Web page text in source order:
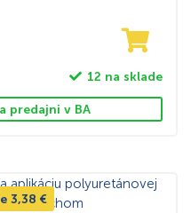
12 na sklade
predajni v BA
3,38 €